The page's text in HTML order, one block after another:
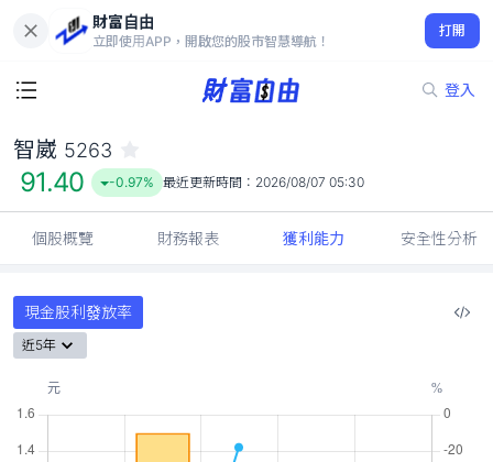
財富自由
立即使用APP，開啟您的股市智慧導航！
打開
登入
91.40
-0.97%
智崴 5263
91.40 -0.97% 最近更新時間： 2026/08/07 05:30
個股概覽 財務報表 獲利能力 安全性分析
現金股利發放率
近5年